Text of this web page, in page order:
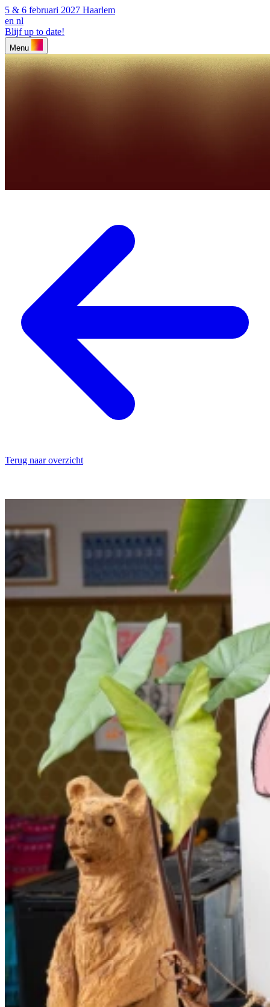
5 & 6 februari 2027 Haarlem
en nl
Blijf up to date!
Menu
Terug naar overzicht